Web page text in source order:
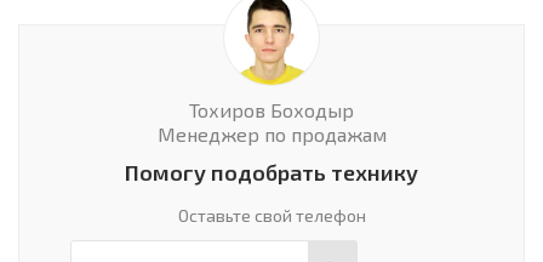
Тохиров Боходыр
Менеджер по продажам
Помогу подобрать технику
Оставьте свой телефон